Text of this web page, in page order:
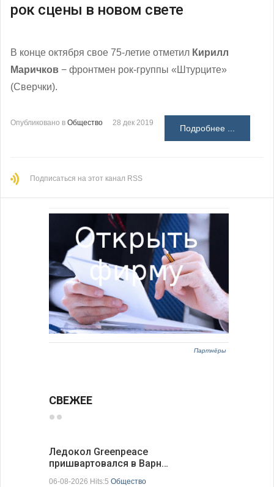
рок сцены в новом свете
В конце октября свое 75-летие отметил Кирилл
Маричков − фронтмен рок-группы «Штурците»
(Сверчки).
Опубликовано в Общество 28 дек 2019
Подробнее ...
Подписаться на этот канал RSS
Партнёры
СВЕЖЕЕ
Ледокол Greenpeace
пришвартовался в Варн…
06-08-2026 Hits:5 Общество